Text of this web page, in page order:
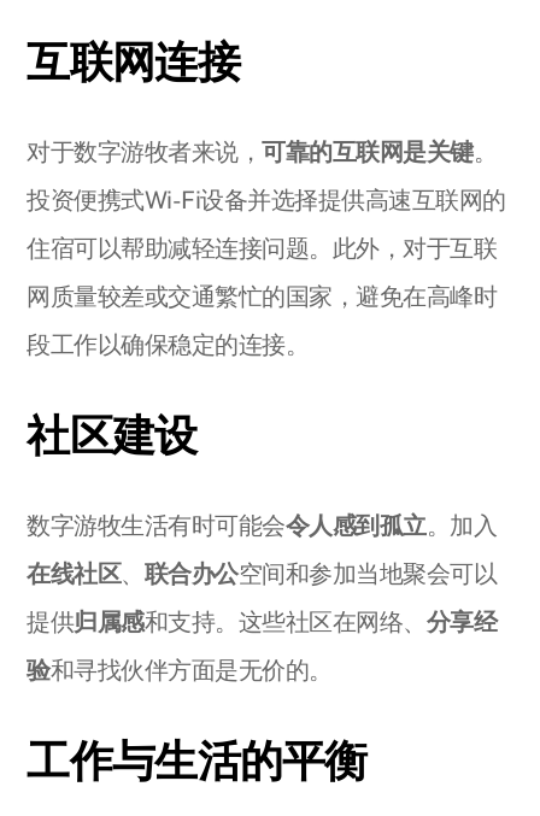
互联网连接
对于数字游牧者来说，可靠的互联网是关键。
投资便携式Wi-Fi设备并选择提供高速互联网的
住宿可以帮助减轻连接问题。此外，对于互联
网质量较差或交通繁忙的国家，避免在高峰时
段工作以确保稳定的连接。
社区建设
数字游牧生活有时可能会令人感到孤立。加入
在线社区、 联合办公空间和参加当地聚会可以
提供归属感和支持。这些社区在网络、 分享经
验和寻找伙伴方面是无价的。
工作与生活的平衡